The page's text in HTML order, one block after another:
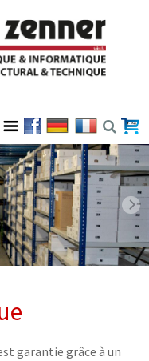
garantie grâce à un